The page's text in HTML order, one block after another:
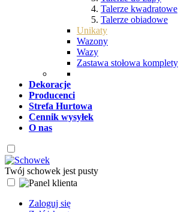
Talerze kwadratowe
Talerze obiadowe
Unikaty
Wazony
Wazy
Zastawa stołowa komplety
Dekoracje
Producenci
Strefa Hurtowa
Cennik wysyłek
O nas
Twój schowek jest pusty
Zaloguj się